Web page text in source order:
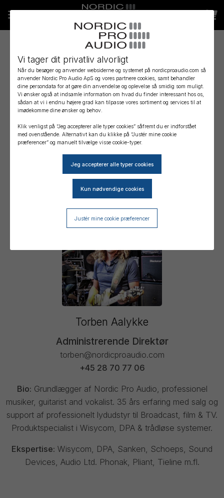
Vi tager dit privatliv alvorligt
Når du besøger og anvender websiderne og systemet på nordicproaudio.com så
anvender Nordic Pro Audio ApS og vores partnere cookies, samt behandler
dine persondata for at gøre din anvendelse og oplevelse så smidig som muligt.
Vi ønsker også at indsamle information om hvad du finder interessant hos os,
sådan at vi i endnu højere grad kan tilpasse vores sortiment og services til at
imødekomme dine ønsker og behov.
Klik venligst på “Jeg accepterer alle typer cookies” såfremt du er indforstået
med ovenstående. Alternativt kan du klikke på “Justér mine cookie
præferencer” og manuelt tilvælge visse cookie-typer.
Justér mine cookie præferencer
Tal med en ekspert
Vi kender de produkter vi sælger og har stor erfaring
med at udvælge og kombinere de bedste løsninger til
alle former for lydproduktioner, inkl. løsninger til film/tv-
produktion, teatre, kirker, små og store spillesteder, til
live og events samt til opbygning af små og store
lydstudier. Lad os hjælpe dig med at finde den bedste
løsning.
Ring til os eller kom forbi i åbningstiden.
Torben Aalykke
Administrerende Direktør
torben@nordicproaudio.com
+45 28 70 77 06
Bio: Grundlægger af Nordic Pro Audio, professionel
musiker, guitarist and vokalist. 35 års erfaring med salg og
support af professionelt lydudstyr til Broadcast, film & TV.
Produktspecialist i Wisycom, DPA & trådløse systemer.
Ekspertise: Wisycom, DPA, Sanken, Schoeps, Sound
Devices, Audio Ltd. Phonak, Pliant, Tieline m.fl.